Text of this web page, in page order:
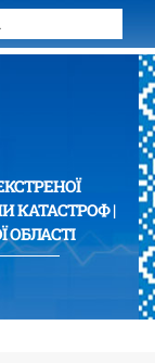
КАТАСТРОФ |